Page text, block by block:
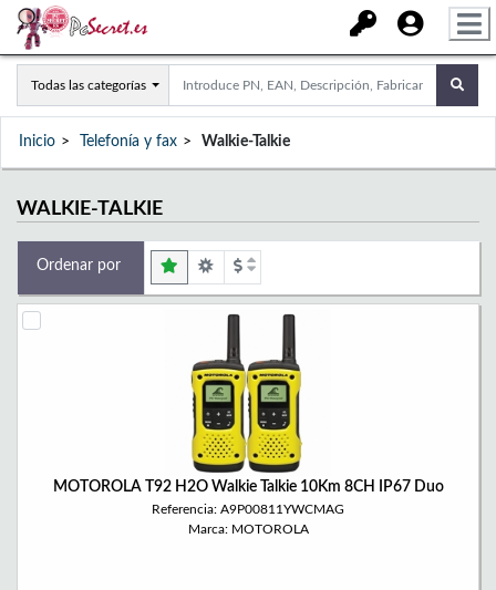
Todas las categorías
Inicio Telefonía y fax Walkie-Talkie
WALKIE-TALKIE
Ordenar por
MOTOROLA T92 H2O Walkie Talkie 10Km 8CH IP67 Duo
Referencia: A9P00811YWCMAG
Marca: MOTOROLA